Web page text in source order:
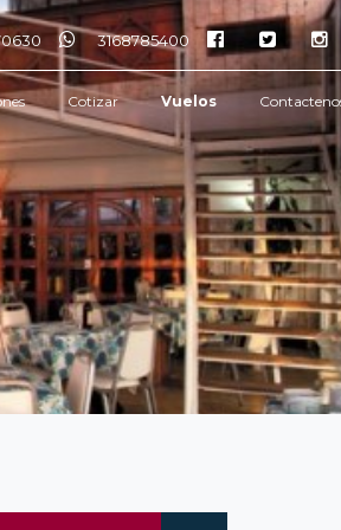
3168785400
Cotizar Vuelos